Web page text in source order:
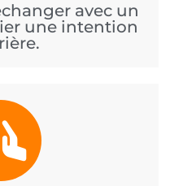
avec un
une intention